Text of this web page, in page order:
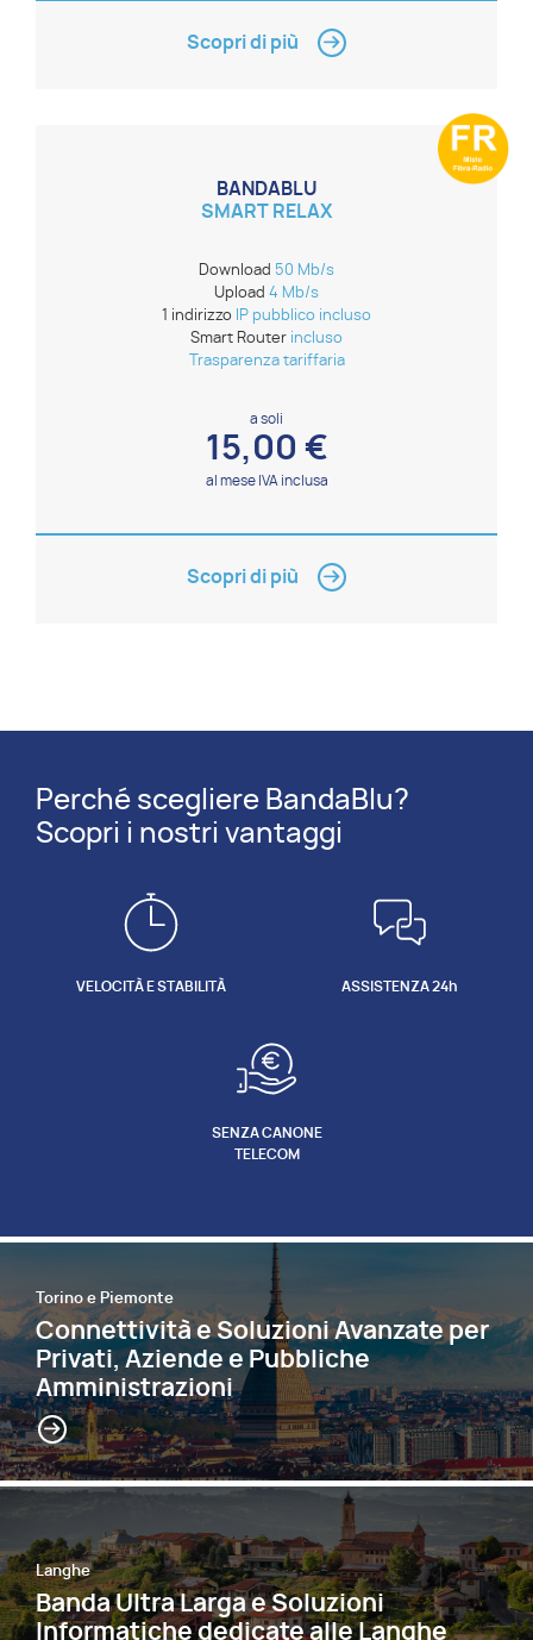
Scopri di più
BANDABLU
SMART RELAX
Download 50 Mb/s
Upload 4 Mb/s
1 indirizzo IP pubblico incluso
Smart Router incluso
Trasparenza tariffaria
a soli
15,00 €
al mese IVA inclusa
Scopri di più
Perché scegliere BandaBlu?
Scopri i nostri vantaggi
VELOCITÀ E STABILITÀ ASSISTENZA 24h
SENZA CANONE
TELECOM
Torino e Piemonte
Connettività e Soluzioni Avanzate per
Privati, Aziende e Pubbliche
Amministrazioni
Langhe
Banda Ultra Larga e Soluzioni
Informatiche dedicate alle Langhe